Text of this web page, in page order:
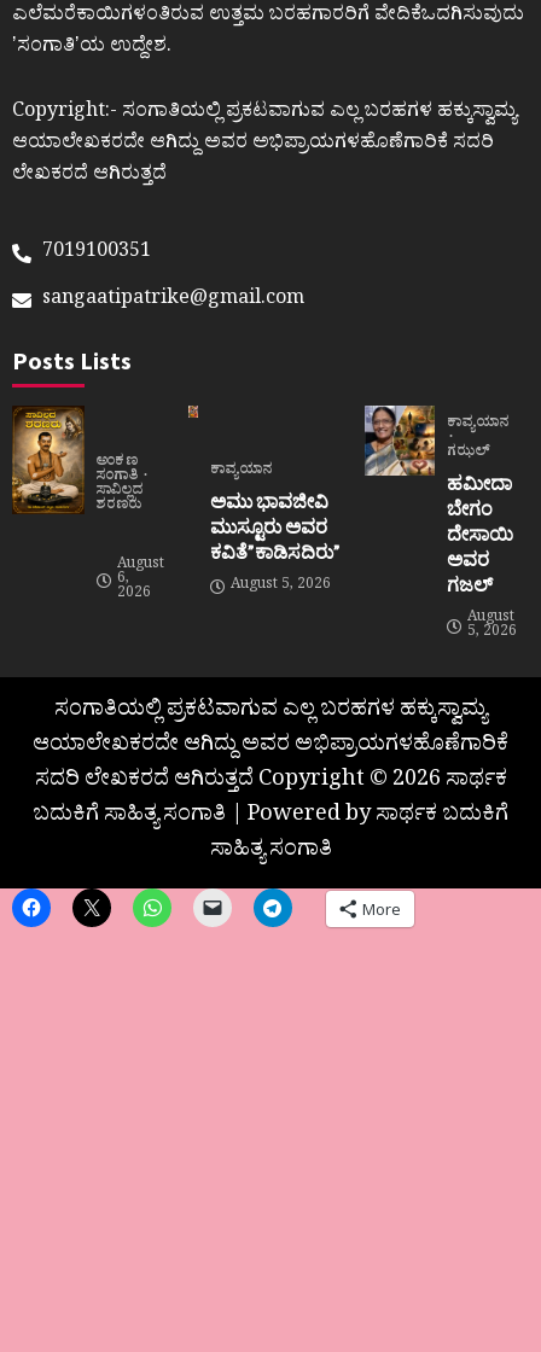
ಎಲೆಮರೆಕಾಯಿಗಳಂತಿರುವ ಉತ್ತಮ ಬರಹಗಾರರಿಗೆ ವೇದಿಕೆಒದಗಿಸುವುದು
ʼಸಂಗಾತಿʼಯ ಉದ್ದೇಶ.
Copyright:- ಸಂಗಾತಿಯಲ್ಲಿ ಪ್ರಕಟವಾಗುವ ಎಲ್ಲ ಬರಹಗಳ ಹಕ್ಕುಸ್ವಾಮ್ಯ
ಆಯಾಲೇಖಕರದೇ ಆಗಿದ್ದು ಅವರ ಅಭಿಪ್ರಾಯಗಳಹೊಣೆಗಾರಿಕೆ ಸದರಿ
ಲೇಖಕರದೆ ಆಗಿರುತ್ತದೆ
7019100351
sangaatipatrike@gmail.com
Posts Lists
ಅಂಕಣ
ಸಂಗಾತಿ
ಸಾವಿಲ್ಲದ
ಶರಣರು
August
6,
2026
ಕಾವ್ಯಯಾನ
ಅಮು ಭಾವಜೀವಿ
ಮುಸ್ಟೂರು ಅವರ
ಕವಿತೆ”ಕಾಡಿಸದಿರು”
August 5, 2026
ಕಾವ್ಯಯಾನ
ಗಝಲ್
ಹಮೀದಾ
ಬೇಗಂ
ದೇಸಾಯಿ
ಅವರ
ಗಜಲ್
August
5, 2026
ಸಂಗಾತಿಯಲ್ಲಿ ಪ್ರಕಟವಾಗುವ ಎಲ್ಲ ಬರಹಗಳ ಹಕ್ಕುಸ್ವಾಮ್ಯ
ಆಯಾಲೇಖಕರದೇ ಆಗಿದ್ದು ಅವರ ಅಭಿಪ್ರಾಯಗಳಹೊಣೆಗಾರಿಕೆ
ಸದರಿ ಲೇಖಕರದೆ ಆಗಿರುತ್ತದೆ Copyright © 2026 ಸಾರ್ಥಕ
ಬದುಕಿಗೆ ಸಾಹಿತ್ಯ ಸಂಗಾತಿ | Powered by ಸಾರ್ಥಕ ಬದುಕಿಗೆ
ಸಾಹಿತ್ಯ ಸಂಗಾತಿ
More